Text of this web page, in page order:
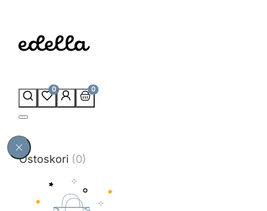
0 0
Ostoskori (0)